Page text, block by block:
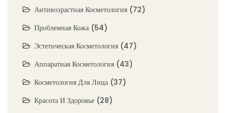
Антивозрастная Косметология (72)
Проблемная Кожа (54)
Эстетическая Косметология (47)
Аппаратная Косметология (43)
Косметология Для Лица (37)
Красота И Здоровье (28)